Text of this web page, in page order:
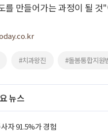
를 만들어가는 과정이 될 것
#치과왕진 #돌봄통합지원
뉴스
자 91.5%가 경험